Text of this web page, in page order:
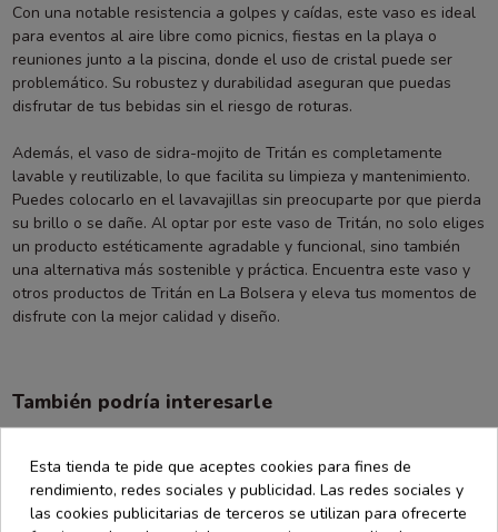
Con una notable resistencia a golpes y caídas, este vaso es ideal
para eventos al aire libre como picnics, fiestas en la playa o
reuniones junto a la piscina, donde el uso de cristal puede ser
problemático. Su robustez y durabilidad aseguran que puedas
disfrutar de tus bebidas sin el riesgo de roturas.
Además, el vaso de sidra-mojito de Tritán es completamente
lavable y reutilizable, lo que facilita su limpieza y mantenimiento.
Puedes colocarlo en el lavavajillas sin preocuparte por que pierda
su brillo o se dañe. Al optar por este vaso de Tritán, no solo eliges
un producto estéticamente agradable y funcional, sino también
una alternativa más sostenible y práctica. Encuentra este vaso y
otros productos de Tritán en La Bolsera y eleva tus momentos de
disfrute con la mejor calidad y diseño.
También podría interesarle
Esta tienda te pide que aceptes cookies para fines de
rendimiento, redes sociales y publicidad. Las redes sociales y
las cookies publicitarias de terceros se utilizan para ofrecerte